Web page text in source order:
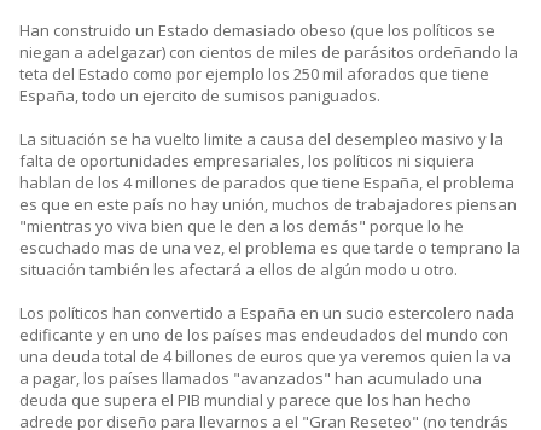
Han construido un Estado demasiado obeso (que los políticos se
niegan a adelgazar) con cientos de miles de parásitos ordeñando la
teta del Estado como por ejemplo los 250 mil aforados que tiene
España, todo un ejercito de sumisos paniguados.
La situación se ha vuelto limite a causa del desempleo masivo y la
falta de oportunidades empresariales, los políticos ni siquiera
hablan de los 4 millones de parados que tiene España, el problema
es que en este país no hay unión, muchos de trabajadores piensan
"mientras yo viva bien que le den a los demás" porque lo he
escuchado mas de una vez, el problema es que tarde o temprano la
situación también les afectará a ellos de algún modo u otro.
Los políticos han convertido a España en un sucio estercolero nada
edificante y en uno de los países mas endeudados del mundo con
una deuda total de 4 billones de euros que ya veremos quien la va
a pagar, los países llamados "avanzados" han acumulado una
deuda que supera el PIB mundial y parece que los han hecho
adrede por diseño para llevarnos a el "Gran Reseteo" (no tendrás